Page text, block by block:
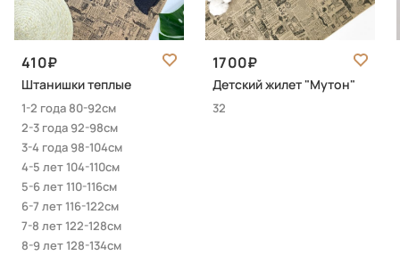
410
Штанишки теплые
1-2 года 80-92см
2-3 года 92-98см
3-4 года 98-104см
4-5 лет 104-110см
5-6 лет 110-116см
6-7 лет 116-122см
7-8 лет 122-128см
8-9 лет 128-134см
1700
Детский жилет "Мутон"
32